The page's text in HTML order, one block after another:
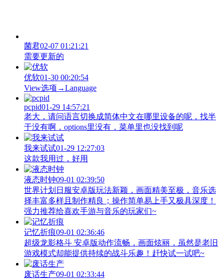
菌君02-07 01:21:21
需要更新的
优软01-30 00:20:54
View‌选项→Language
pcpid01-29 14:57:21
老大，请问语言切换成简体中文在哪里设备的呢，找半
于没有啊，options里没有，菜单里也没找到呢
我来试试01-29 12:27:03
这款我用过，好用
液态时钟09-01 02:39:50
世界计划日服安卓版玩法新颖，画面精美至极，音乐选
择丰富多样且制作精良；操作简单易上手又极具深度！
强力推荐给喜欢手游与音乐的玩家们~
记忆折痕09-01 02:36:46
超级龙影格斗 安卓版动作流畅，画面炫丽，虽然是老旧
游戏模式却能提供持续的战斗乐趣！赶快试一试吧~
废话生产09-01 02:33:44